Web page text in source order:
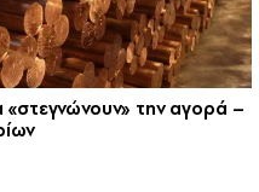
«στεγνώνουν» την αγορά –